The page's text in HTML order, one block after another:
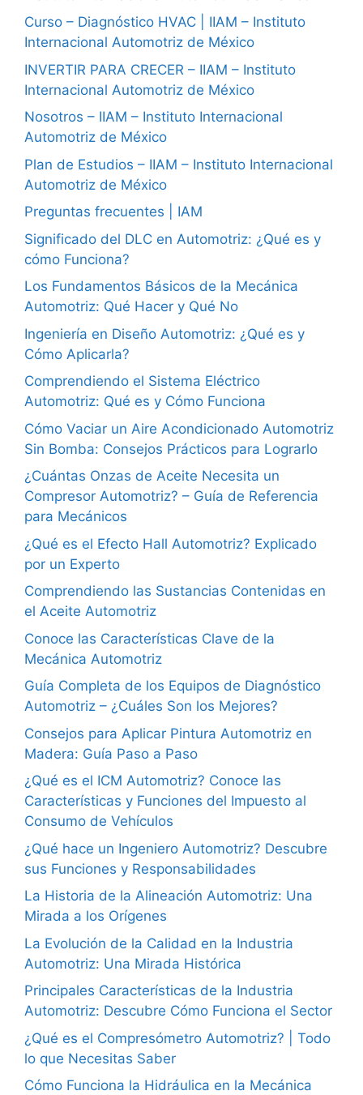
Curso – Diagnóstico HVAC | IIAM – Instituto
Internacional Automotriz de México
INVERTIR PARA CRECER – IIAM – Instituto
Internacional Automotriz de México
Nosotros – IIAM – Instituto Internacional
Automotriz de México
Plan de Estudios – IIAM – Instituto Internacional
Automotriz de México
Preguntas frecuentes | IAM
Significado del DLC en Automotriz: ¿Qué es y
cómo Funciona?
Los Fundamentos Básicos de la Mecánica
Automotriz: Qué Hacer y Qué No
Ingeniería en Diseño Automotriz: ¿Qué es y
Cómo Aplicarla?
Comprendiendo el Sistema Eléctrico
Automotriz: Qué es y Cómo Funciona
Cómo Vaciar un Aire Acondicionado Automotriz
Sin Bomba: Consejos Prácticos para Lograrlo
¿Cuántas Onzas de Aceite Necesita un
Compresor Automotriz? – Guía de Referencia
para Mecánicos
¿Qué es el Efecto Hall Automotriz? Explicado
por un Experto
Comprendiendo las Sustancias Contenidas en
el Aceite Automotriz
Conoce las Características Clave de la
Mecánica Automotriz
Guía Completa de los Equipos de Diagnóstico
Automotriz – ¿Cuáles Son los Mejores?
Consejos para Aplicar Pintura Automotriz en
Madera: Guía Paso a Paso
¿Qué es el ICM Automotriz? Conoce las
Características y Funciones del Impuesto al
Consumo de Vehículos
¿Qué hace un Ingeniero Automotriz? Descubre
sus Funciones y Responsabilidades
La Historia de la Alineación Automotriz: Una
Mirada a los Orígenes
La Evolución de la Calidad en la Industria
Automotriz: Una Mirada Histórica
Principales Características de la Industria
Automotriz: Descubre Cómo Funciona el Sector
¿Qué es el Compresómetro Automotriz? | Todo
lo que Necesitas Saber
Cómo Funciona la Hidráulica en la Mecánica